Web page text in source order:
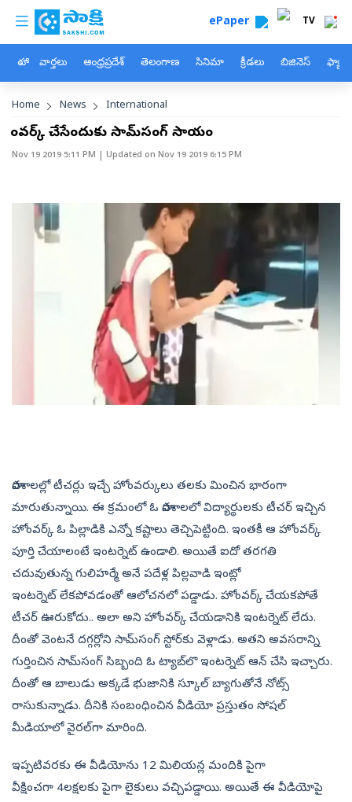
Skip to main content
custom menu ePaper TV
హోం వార్తలు ఆంధ్రప్రదేశ్ తెలంగాణ సినిమా క్రీడలు బిజినెస్
Breadcrumb
Home News International
హోంవర్క్‌ చేసేందుకు సామ్‌సంగ్‌ సాయం
Nov 19 2019 5:11 PM | Updated on Nov 19 2019 6:15 PM
పాఠశాలల్లో టీచర్లు ఇచ్చే హోంవర్కులు తలకు మించిన భారంగా
మారుతున్నాయి. ఈ క్రమంలో ఓ పాఠశాలలో విద్యార్థులకు టీచర్‌ ఇచ్చిన
హోంవర్క్‌ ఓ పిల్లాడికి ఎన్నో కష్టాలు తెచ్చిపెట్టింది. ఇంతకీ ఆ హోంవర్క్‌
పూర్తి చేయాలంటే ఇంటర్నెట్‌ ఉండాలి. అయితే ఐదో తరగతి
చదువుతున్న గులిహర్మే అనే పదేళ్ల పిల్లవాడి ఇంట్లో
ఇంటర్నెట్‌ లేకపోవడంతో ఆలోచనలో పడ్డాడు. హోంవర్క్‌ చేయకపోతే
టీచర్‌ ఊరుకోదు.. అలా అని హోంవర్క్‌ చేయడానికి ఇంటర్నెట్‌ లేదు.
దీంతో వెంటనే దగ్గర్లోని సామ్‌సంగ్‌ స్టోర్‌కు వెళ్లాడు. అతని అవసరాన్ని
గుర్తించిన సామ్‌సంగ్‌ సిబ్బంది ఓ ట్యాబ్‌లొ ఇంటర్నెట్‌ ఆన్‌ చేసి ఇచ్చారు.
దీంతో ఆ బాలుడు అక్కడే భుజానికి స్కూల్‌ బ్యాగుతోనే నోట్స్‌
రాసుకున్నాడు. దీనికి సంబంధించిన వీడియో ప్రస్తుతం సోషల్‌
మీడియాలో వైరల్‌గా మారింది.
ఇప్పటివరకు ఈ వీడియోను 12 మిలియన్ల మందికి పైగా
వీక్షించగా 4లక్షలకు పైగా లైకులు వచ్చిపడ్డాయి. అయితే ఈ వీడియోపై